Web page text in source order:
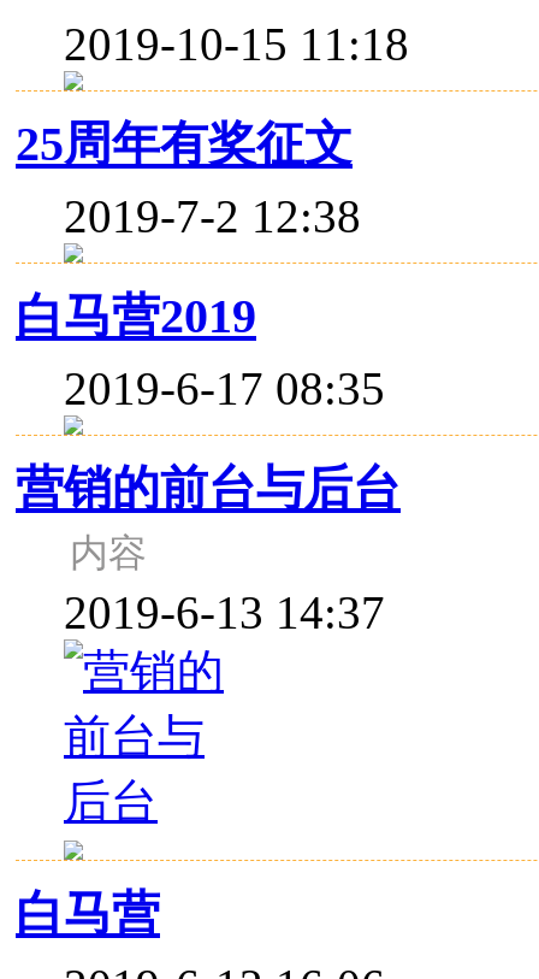
2019-10-15 11:18
25周年有奖征文
2019-7-2 12:38
白马营2019
2019-6-17 08:35
营销的前台与后台
内容
2019-6-13 14:37
白马营